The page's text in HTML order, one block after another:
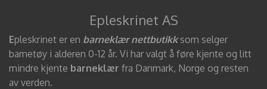
Epleskrinet AS
Epleskrinet er en barneklær nettbutikksom selger
barnetøy i alderen 0-12 år. Vi har valgt å føre kjente og litt
mindre kjente barneklær fra Danmark, Norge og resten
av verden.